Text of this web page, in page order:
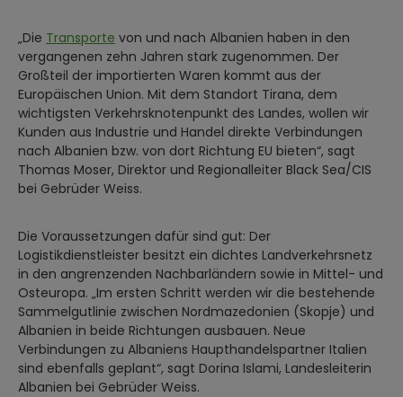
„Die Transporte von und nach Albanien haben in den
vergangenen zehn Jahren stark zugenommen. Der
Großteil der importierten Waren kommt aus der
Europäischen Union. Mit dem Standort Tirana, dem
wichtigsten Verkehrsknotenpunkt des Landes, wollen wir
Kunden aus Industrie und Handel direkte Verbindungen
nach Albanien bzw. von dort Richtung EU bieten“, sagt
Thomas Moser, Direktor und Regionalleiter Black Sea/CIS
bei Gebrüder Weiss.
Die Voraussetzungen dafür sind gut: Der
Logistikdienstleister besitzt ein dichtes Landverkehrsnetz
in den angrenzenden Nachbarländern sowie in Mittel- und
Osteuropa. „Im ersten Schritt werden wir die bestehende
Sammelgutlinie zwischen Nordmazedonien (Skopje) und
Albanien in beide Richtungen ausbauen. Neue
Verbindungen zu Albaniens Haupthandelspartner Italien
sind ebenfalls geplant“, sagt Dorina Islami, Landesleiterin
Albanien bei Gebrüder Weiss.